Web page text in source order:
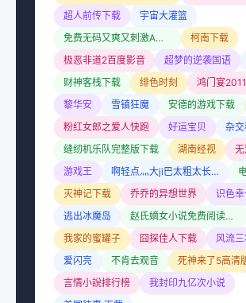
超人前传下载
宇宙大灌篮
免费无码又爽又刺激A片小说在线
柯南下载
极恶非道2百度影音
超梦的逆袭国语
财神客栈下载
绯色时刻
鸿门宴2011
黎华安
雪镇狂魔 安德的游戏下载
粉红女郎之爱人快跑
好运宝贝
杂
缝纫机乐队完整版下载
湖南经视
游戏王
啊轻点灬大ji巴太粗太长了双男
灭神记下载
乔乔的异想世界
识色
逃出冰魔岛
赵氏嫡女小说免费阅读全文
我家的蜜罐子
囧探佳人下载
风流
爱闪亮
不肯去观音
死神来了5高清
言情小說排行榜
我封印九亿次小说